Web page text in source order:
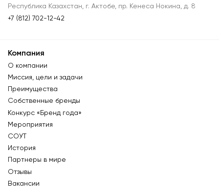
Республика Казахстан, г. Актобе, пр. Кенеса Нокина, д. 8
+7 (812) 702-12-42
Компания
О компании
Миссия, цели и задачи
Преимущества
Собственные бренды
Конкурс «Бренд года»
Мероприятия
СОУТ
История
Партнеры в мире
Отзывы
Вакансии